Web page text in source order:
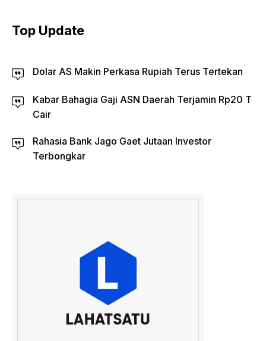
Top Update
Dolar AS Makin Perkasa Rupiah Terus Tertekan
Kabar Bahagia Gaji ASN Daerah Terjamin Rp20 T
Cair
Rahasia Bank Jago Gaet Jutaan Investor
Terbongkar